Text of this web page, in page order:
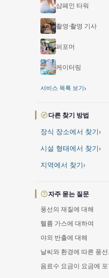
샴페인 타워
촬영·촬영 기사
퍼포머
케이터링
서비스 목록 보기›
다른 찾기 방법
장식 장소에서 찾기›
시설 형태에서 찾기›
지역에서 찾기›
자주 묻는 질문
풍선의 재질에 대해
헬륨 가스에 대하여
야외 반출에 대해